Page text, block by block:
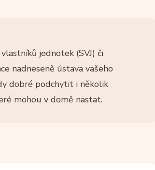
jednotek (SVJ) či
nadneseně ústava vašeho
dobré podchytit i několik
mohou v domě nastat.